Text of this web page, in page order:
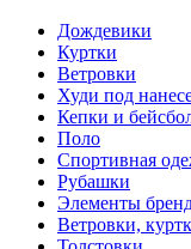
Дождевики
Куртки
Ветровки
Худи под
Кепки и
Поло
Спортивная
Рубашки
Элементы
Ветровки,